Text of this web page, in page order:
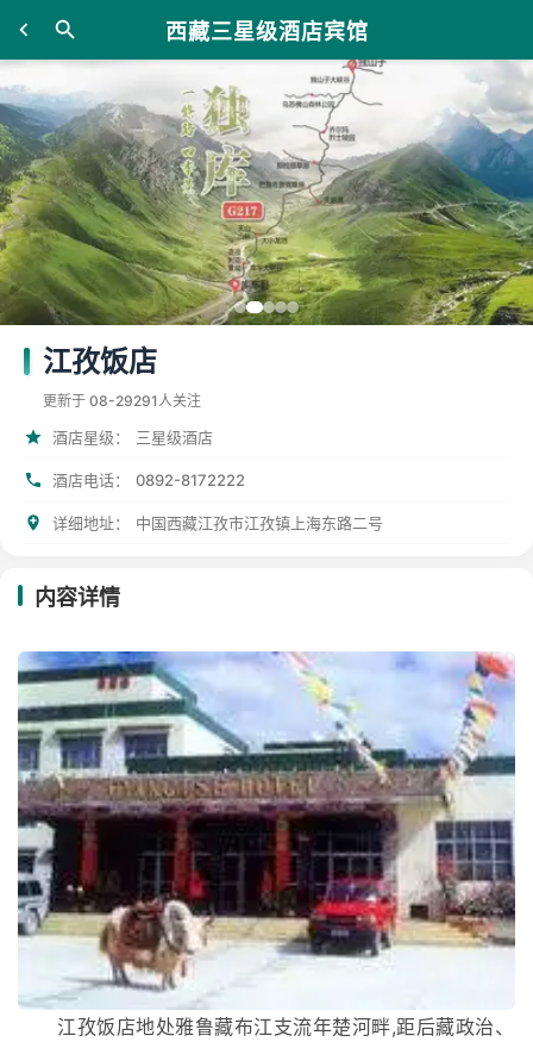
西藏三星级酒店宾馆
江孜饭店
更新于 08-29291人关注
酒店星级： 三星级酒店
酒店电话： 0892-8172222
详细地址： 中国西藏江孜市江孜镇上海东路二号
内容详情
江孜饭店地处雅鲁藏布江支流年楚河畔,距后藏政治、